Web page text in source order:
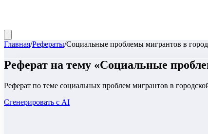
Главная/Рефераты/Социальные проблемы мигрантов в
Реферат на тему «Социальные
Реферат по теме социальных проблем мигрантов в
Сгенерировать с AI